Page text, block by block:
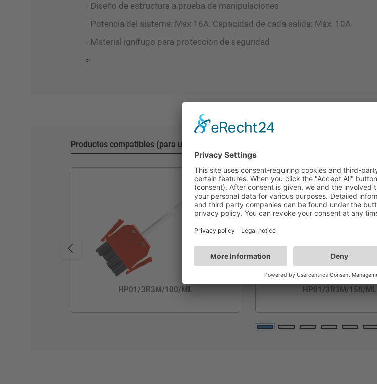
- Diseño de estructura a prueba de manipulaciones
- Potencia del sistema: Max 16A. Capacidad de cada salida: Máx. 10A
- Material ignífugo para protección de seguridad
>
Productos compatibles (para una funcionalidad total)
HP01/3R3M/100/ML HP01/3R3M/150/ML